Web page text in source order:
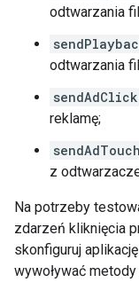
odtwarzania
odtwarzania
reklamę;
z
Na potrzeby
zdarzeń kliknięcia
skonfiguruj
wywoływać metody